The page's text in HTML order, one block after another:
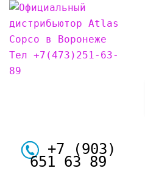
+7 (903)
651 63 89